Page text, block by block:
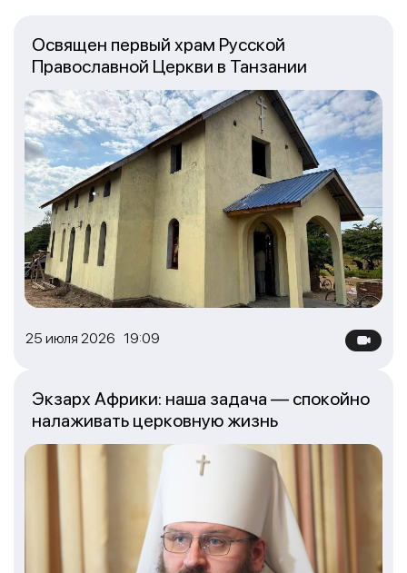
25 июля 2026 19:09
Освящен первый храм Русской
Православной Церкви в Танзании
Экзарх Африки: наша задача — спокойно
налаживать церковную жизнь